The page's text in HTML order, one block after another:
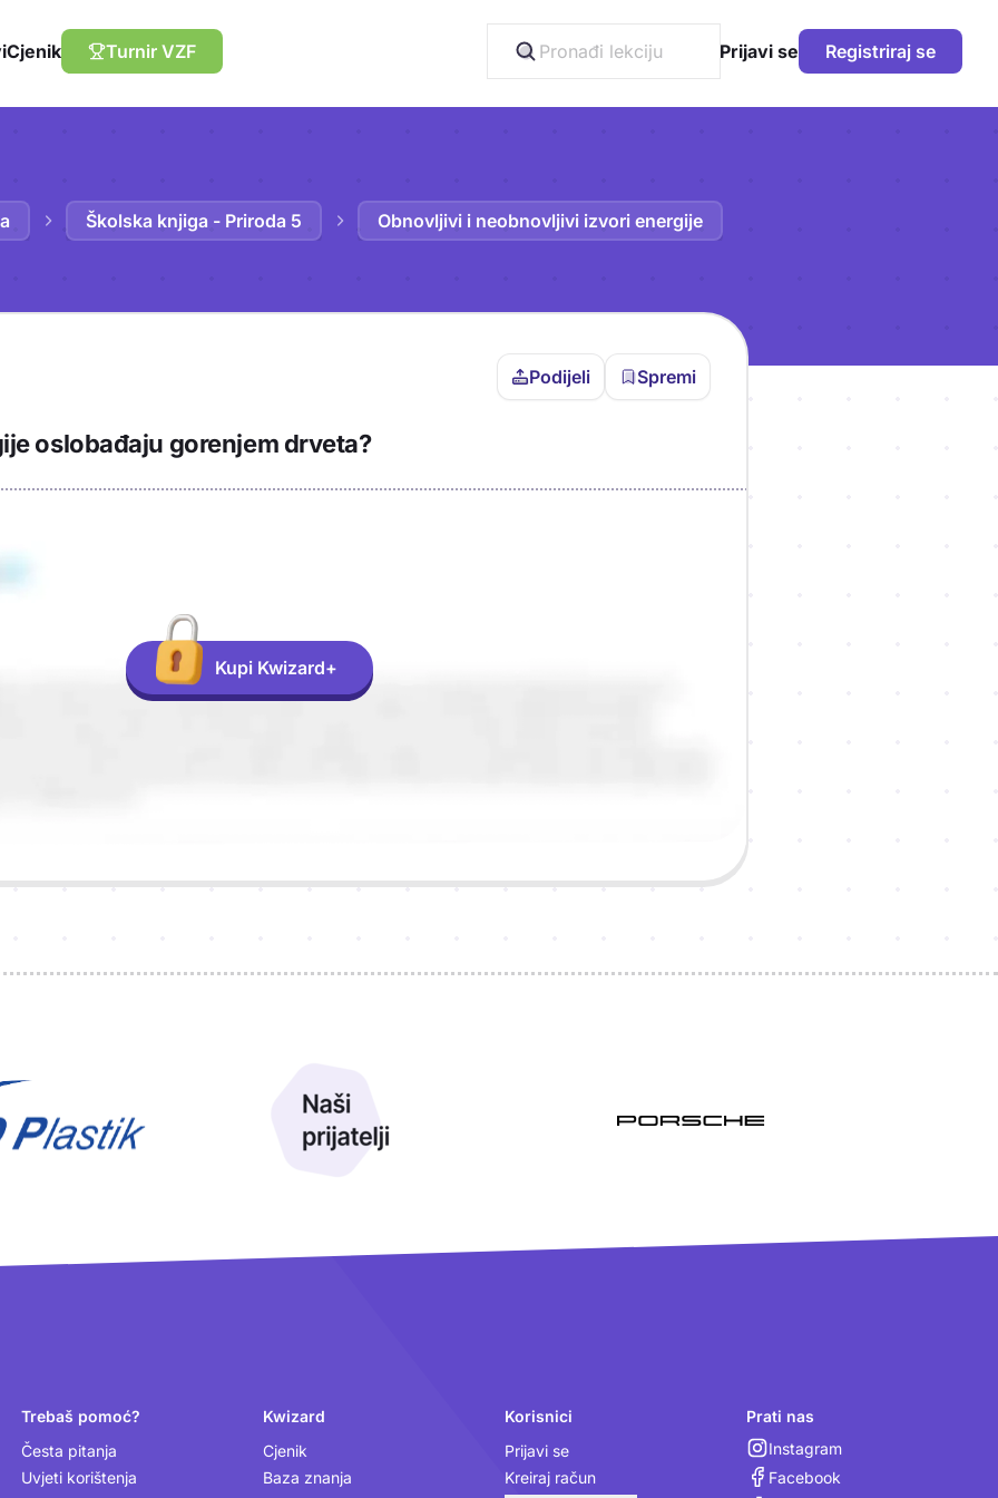
Cjenik Turnir VZF Prijavi se Registriraj se
Školska knjiga - Priroda 5 Obnovljivi i neobnovljivi izvori energije
Podijeli Spremi
oslobađaju gorenjem drveta?
Kupi Kwizard+
Trebaš pomoć?
Česta pitanja
Uvjeti korištenja
Kwizard
Cjenik
Baza znanja
Korisnici
Prijavi se
Kreiraj račun
Prati nas
Instagram
Facebook